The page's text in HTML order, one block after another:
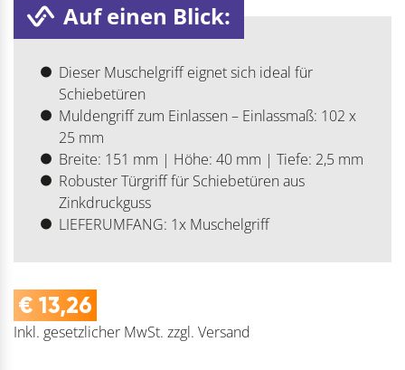
Auf einen Blick:
Dieser Muschelgriff eignet sich ideal für
Schiebetüren
Muldengriff zum Einlassen – Einlassmaß: 102 x
25 mm
Breite: 151 mm | Höhe: 40 mm | Tiefe: 2,5 mm
Robuster Türgriff für Schiebetüren aus
Zinkdruckguss
LIEFERUMFANG: 1x Muschelgriff
€ 13,26
Inkl. gesetzlicher MwSt. zzgl. Versand